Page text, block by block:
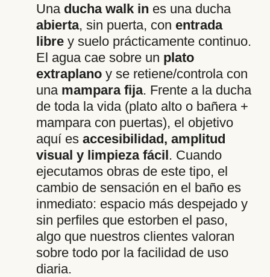
Una ducha walk in es una ducha
abierta, sin puerta, con entrada
libre y suelo prácticamente continuo.
El agua cae sobre un plato
extraplano y se retiene/controla con
una mampara fija. Frente a la ducha
de toda la vida (plato alto o bañera +
mampara con puertas), el objetivo
aquí es accesibilidad, amplitud
visual y limpieza fácil. Cuando
ejecutamos obras de este tipo, el
cambio de sensación en el baño es
inmediato: espacio más despejado y
sin perfiles que estorben el paso,
algo que nuestros clientes valoran
sobre todo por la facilidad de uso
diaria.